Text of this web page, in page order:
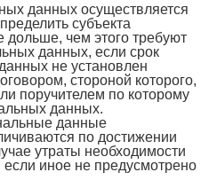
данных осуществляется
субъекта
чем этого требуют
данных, если срок
не установлен
стороной которого,
поручителем по которому
данных.
данные
по достижении
утраты необходимости
если иное не предусмотрено